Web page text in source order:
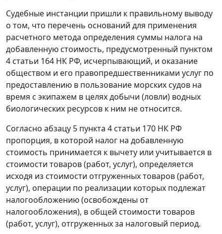
Судебные инстанции пришли к правильному выводу
о том, что перечень оснований для применения
расчетного метода определения суммы налога на
добавленную стоимость, предусмотренный пунктом
4 статьи 164 НК РФ, исчерпывающий, и оказание
обществом и его правопредшественниками услуг по
предоставлению в пользование морских судов на
время с экипажем в целях добычи (ловли) водных
биологических ресурсов к ним не относится.
Согласно абзацу 5 пункта 4 статьи 170 НК РФ
пропорция, в которой налог на добавленную
стоимость принимается к вычету или учитывается в
стоимости товаров (работ, услуг), определяется
исходя из стоимости отгруженных товаров (работ,
услуг), операции по реализации которых подлежат
налогообложению (освобождены от
налогообложения), в общей стоимости товаров
(работ, услуг), отгруженных за налоговый период.